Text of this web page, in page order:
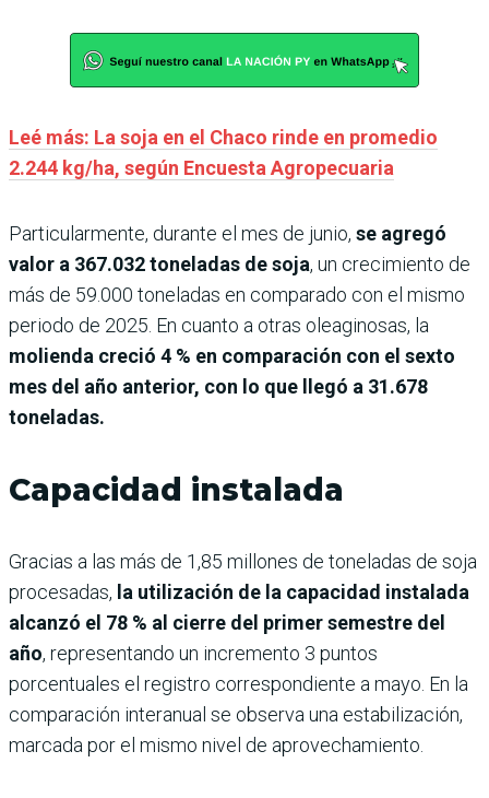
Leé más: La soja en el Chaco rinde en promedio
2.244 kg/ha, según Encuesta Agropecuaria
Particularmente, durante el mes de junio, se agregó
valor a 367.032 toneladas de soja, un crecimiento de
más de 59.000 toneladas en comparado con el mismo
periodo de 2025. En cuanto a otras oleaginosas, la
molienda creció 4 % en comparación con el sexto
mes del año anterior, con lo que llegó a 31.678
toneladas.
Capacidad instalada
Gracias a las más de 1,85 millones de toneladas de soja
procesadas, la utilización de la capacidad instalada
alcanzó el 78 % al cierre del primer semestre del
año, representando un incremento 3 puntos
porcentuales el registro correspondiente a mayo. En la
comparación interanual se observa una estabilización,
marcada por el mismo nivel de aprovechamiento.